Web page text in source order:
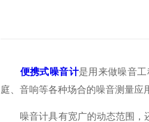
便携式噪音计是用来做噪音
庭、音响等各种场合的噪音测量应
噪音计具有宽广的动态范围，还